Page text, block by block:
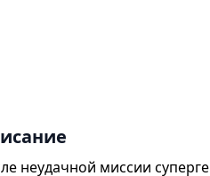
неудачной миссии